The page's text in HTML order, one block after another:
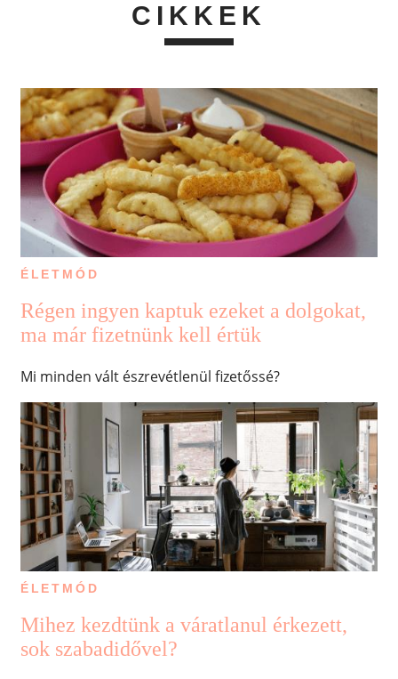
CIKKEK
ÉLETMÓD
Régen ingyen kaptuk ezeket a dolgokat,
ma már fizetnünk kell értük
Mi minden vált észrevétlenül fizetőssé?
ÉLETMÓD
Mihez kezdtünk a váratlanul érkezett,
sok szabadidővel?